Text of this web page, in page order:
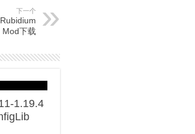
下一个
Mod下载
1.19.4